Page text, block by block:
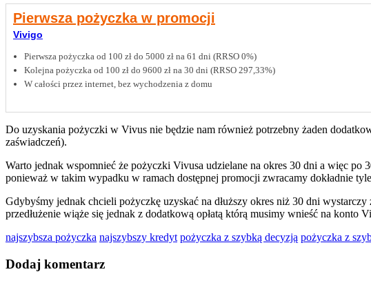
Pierwsza pożyczka w promocji
Vivigo
Pierwsza pożyczka od 100 zł do 5000 zł na 61 dni (RRSO 0%)
Kolejna pożyczka od 100 zł do 9600 zł na 30 dni (RRSO 297,33%)
W całości przez internet, bez wychodzenia z domu
Do uzyskania pożyczki w Vivus nie będzie nam również potrzebny żaden
zaświadczeń).
Warto jednak wspomnieć że pożyczki Vivusa udzielane na okres 30 dni a więc
ponieważ w takim wypadku w ramach dostępnej promocji zwracamy dokładnie
Gdybyśmy jednak chcieli pożyczkę uzyskać na dłuższy okres niż 30 dni
przedłużenie wiąże się jednak z dodatkową opłatą którą musimy wnieść na konto
najszybsza pożyczka najszybszy kredyt pożyczka z szybką decyzją pożyczka z
Dodaj komentarz